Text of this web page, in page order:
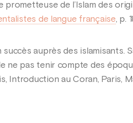
de l’Islam des
de langue française, p.
succès auprès des islamisants.
ne pas tenir compte des
Introduction au Coran, Paris,